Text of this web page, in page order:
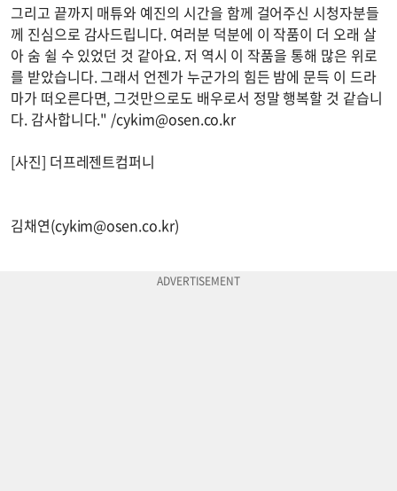
그리고 끝까지 매튜와 예진의 시간을 함께 걸어주신 시청자분들
께 진심으로 감사드립니다. 여러분 덕분에 이 작품이 더 오래 살
아 숨 쉴 수 있었던 것 같아요. 저 역시 이 작품을 통해 많은 위로
를 받았습니다. 그래서 언젠가 누군가의 힘든 밤에 문득 이 드라
마가 떠오른다면, 그것만으로도 배우로서 정말 행복할 것 같습니
다. 감사합니다." /cykim@osen.co.kr
[사진] 더프레젠트컴퍼니
김채연(cykim@osen.co.kr)